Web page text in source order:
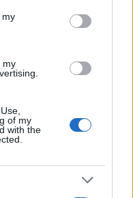
my
my
of my
with the
puzza di ipocrisia
VIsualizza le risposte
me Sinner non è
i media sono dalla sua
1 ma a volte